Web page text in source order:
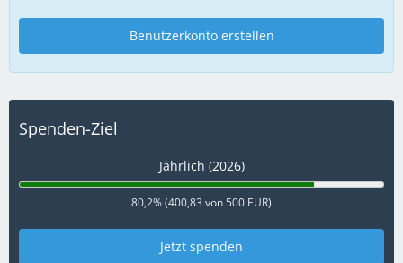
Benutzerkonto erstellen
Spenden-Ziel
Jährlich (2026)
80,2% (400,83 von 500 EUR)
Jetzt spenden